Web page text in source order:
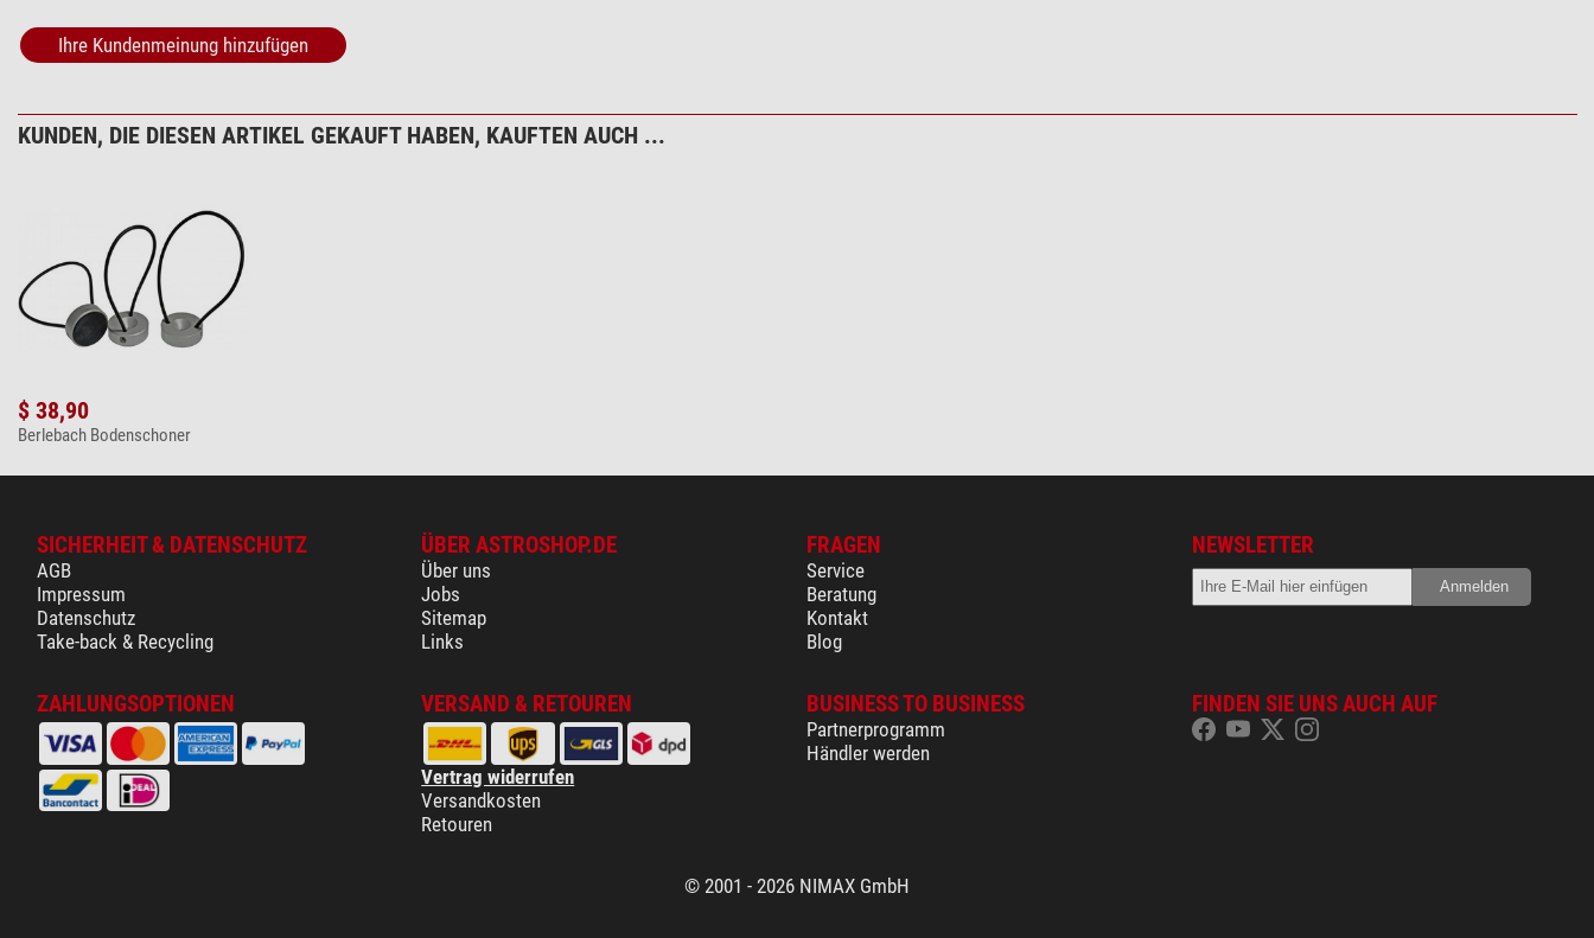
Ihre Kundenmeinung hinzufügen
KUNDEN, DIE DIESEN ARTIKEL GEKAUFT HABEN, KAUFTEN AUCH ...
$ 38,90
Berlebach Bodenschoner
SICHERHEIT & DATENSCHUTZ
AGB
Impressum
Datenschutz
Take-back & Recycling
ÜBER ASTROSHOP.DE
Über uns
Jobs
Sitemap
Links
FRAGEN
Service
Beratung
Kontakt
Blog
NEWSLETTER
ZAHLUNGSOPTIONEN VERSAND & RETOUREN
Vertrag widerrufen
Versandkosten
Retouren
BUSINESS TO BUSINESS
Partnerprogramm
Händler werden
FINDEN SIE UNS AUCH AUF
© 2001 - 2026 NIMAX GmbH